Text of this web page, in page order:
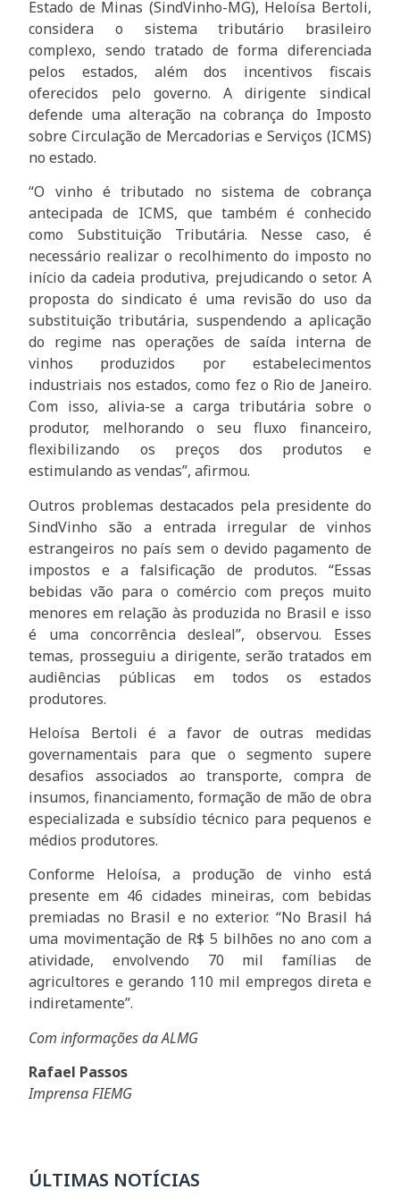
Estado de Minas (SindVinho-MG), Heloísa Bertoli,
considera o sistema tributário brasileiro
complexo, sendo tratado de forma diferenciada
pelos estados, além dos incentivos fiscais
oferecidos pelo governo. A dirigente sindical
defende uma alteração na cobrança do Imposto
sobre Circulação de Mercadorias e Serviços (ICMS)
no estado.
“O vinho é tributado no sistema de cobrança
antecipada de ICMS, que também é conhecido
como Substituição Tributária. Nesse caso, é
necessário realizar o recolhimento do imposto no
início da cadeia produtiva, prejudicando o setor. A
proposta do sindicato é uma revisão do uso da
substituição tributária, suspendendo a aplicação
do regime nas operações de saída interna de
vinhos produzidos por estabelecimentos
industriais nos estados, como fez o Rio de Janeiro.
Com isso, alivia-se a carga tributária sobre o
produtor, melhorando o seu fluxo financeiro,
flexibilizando os preços dos produtos e
estimulando as vendas”, afirmou.
Outros problemas destacados pela presidente do
SindVinho são a entrada irregular de vinhos
estrangeiros no país sem o devido pagamento de
impostos e a falsificação de produtos. “Essas
bebidas vão para o comércio com preços muito
menores em relação às produzida no Brasil e isso
é uma concorrência desleal”, observou. Esses
temas, prosseguiu a dirigente, serão tratados em
audiências públicas em todos os estados
produtores.
Heloísa Bertoli é a favor de outras medidas
governamentais para que o segmento supere
desafios associados ao transporte, compra de
insumos, financiamento, formação de mão de obra
especializada e subsídio técnico para pequenos e
médios produtores.
Conforme Heloísa, a produção de vinho está
presente em 46 cidades mineiras, com bebidas
premiadas no Brasil e no exterior. “No Brasil há
uma movimentação de R$ 5 bilhões no ano com a
atividade, envolvendo 70 mil famílias de
agricultores e gerando 110 mil empregos direta e
indiretamente”.
Com informações da ALMG
Rafael Passos
Imprensa FIEMG
ÚLTIMAS NOTÍCIAS